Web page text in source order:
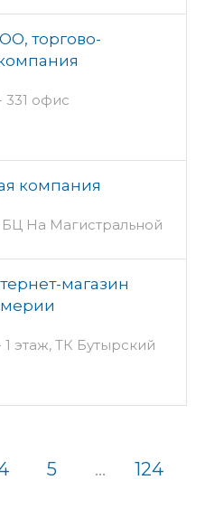
торгово-
331 офис
компания
БЦ На Магистральной
магазин
1 этаж, ТК Бутырский
5 ... 124